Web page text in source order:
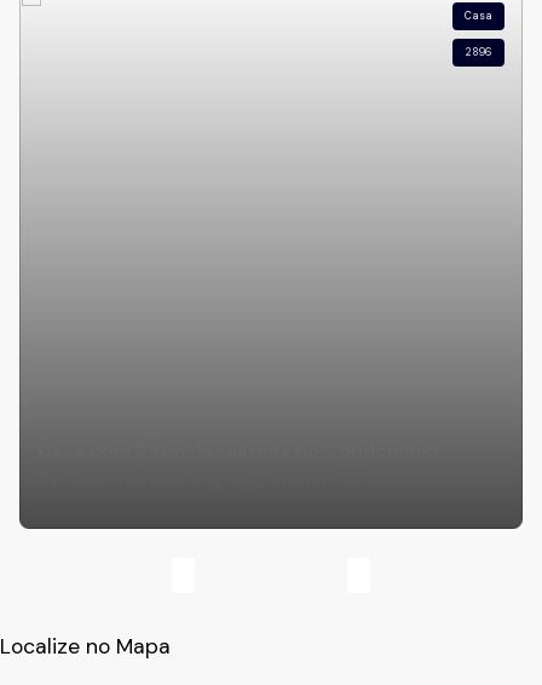
Casa
2896
Localize no Mapa